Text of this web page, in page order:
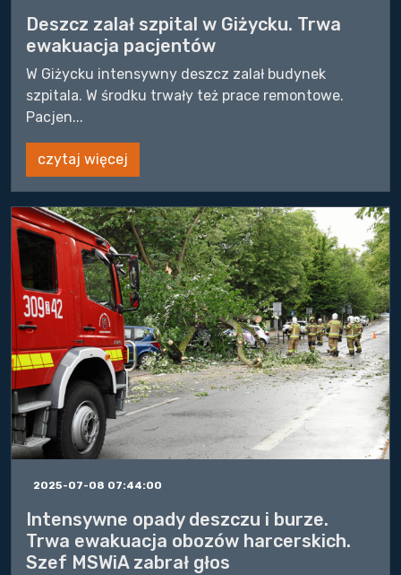
Deszcz zalał szpital w Giżycku. Trwa
ewakuacja pacjentów
W Giżycku intensywny deszcz zalał budynek
szpitala. W środku trwały też prace remontowe.
Pacjen...
czytaj więcej
2025-07-08 07:44:00
Intensywne opady deszczu i burze.
Trwa ewakuacja obozów harcerskich.
Szef MSWiA zabrał głos